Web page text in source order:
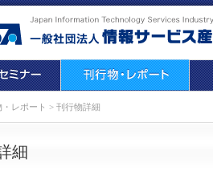
レポート > 刊行物詳細
細